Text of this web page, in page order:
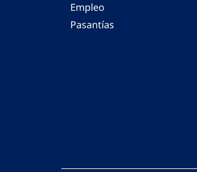
Empleo
Pasantías